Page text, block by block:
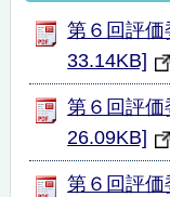
第６回評
33.14KB]
第６回評
26.09KB]
第６回評価